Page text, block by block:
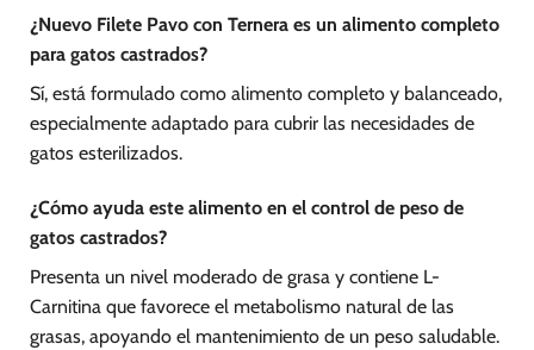
¿Nuevo Filete Pavo con Ternera es un alimento completo
para gatos castrados?
Sí, está formulado como alimento completo y balanceado,
especialmente adaptado para cubrir las necesidades de
gatos esterilizados.
¿Cómo ayuda este alimento en el control de peso de
gatos castrados?
Presenta un nivel moderado de grasa y contiene L-
Carnitina que favorece el metabolismo natural de las
grasas, apoyando el mantenimiento de un peso saludable.